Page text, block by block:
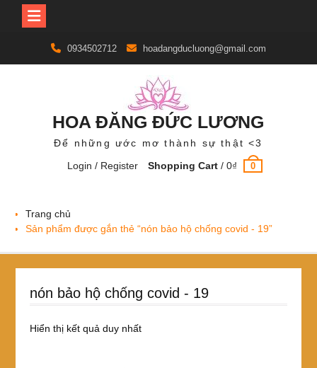
content
0934502712 hoadangducluong@gmail.com
HOA ĐĂNG ĐỨC LƯƠNG
Để những ước mơ thành sự thật <3
Login / Register
Shopping Cart /0₫ 0
Trang chủ
Sản phẩm được gắn thẻ “nón bảo hộ chống covid - 19”
nón bảo hộ chống covid - 19
Hiển thị kết quả duy nhất